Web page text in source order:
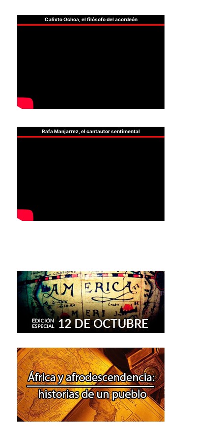
Calixto Ochoa, el filósofo del acordeón
Rafa Manjarrez, el cantautor sentimental